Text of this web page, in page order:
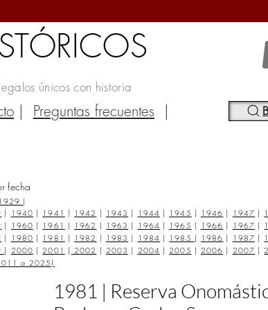
únicos con historia
| Preguntas frecuentes |
fecha
|
| 1940 | 1941 | 1942 | 1943 | 1944 | 1945 | 1946 | 1947 |
| 1960 | 1961 | 1962 | 1963 | 1964 | 1965 | 1966 | 1967 |
| 1980 | 1981 | 1982 | 1983 | 1984 | 1985 | 1986 | 1987 |
| 2000 | 2001 | 2002 | 2003 | 2004 | 2005 | 2006 | 2007 |
a 2025 |
1981 | Reserva